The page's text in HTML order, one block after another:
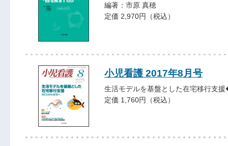
編著：市原 真穂
定価 2,970円（税込）
小児看護 2017年8月号
生活モデルを基盤とした在宅移行支
定価 1,760円（税込）